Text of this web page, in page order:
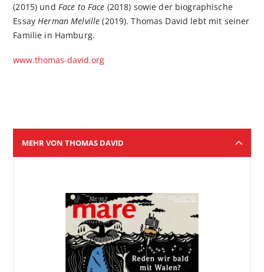
(2015) und Face to Face (2018) sowie der biographische
Essay Herman Melville (2019). Thomas David lebt mit seiner
Familie in Hamburg.
www.thomas-david.org
MEHR VON THOMAS DAVID